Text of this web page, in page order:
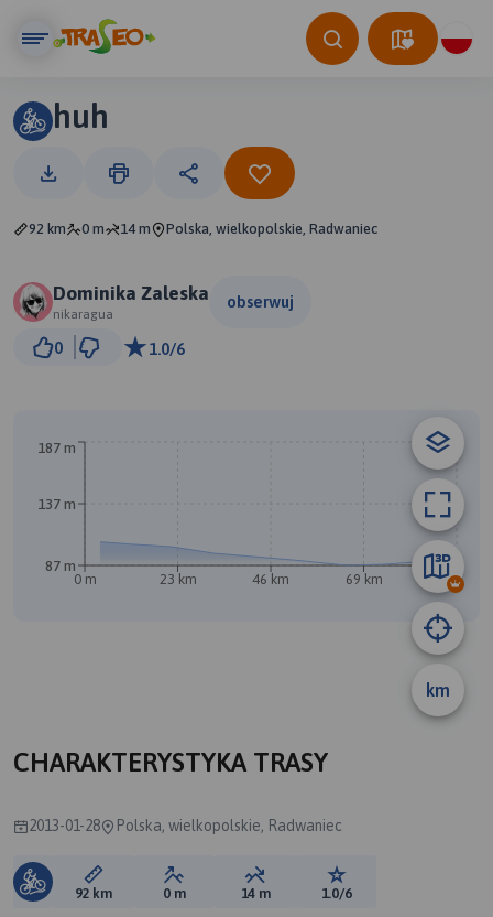
huh
92 km 0 m 14 m Polska, wielkopolskie, Radwaniec
Dominika Zaleska
nikaragua
obserwuj
0 1.0/6
km
0 m 23 km 46 km 69 km 92 km
87 m
137 m
187 m
CHARAKTERYSTYKA TRASY
2013-01-28 Polska, wielkopolskie, Radwaniec
Długość trasy:
92 km Suma przewyższeń:
0 m Suma spadków:
14 m Ocena trasy:
1.0/6